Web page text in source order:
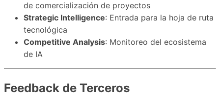
de comercialización de proyectos
Strategic Intelligence: Entrada para la hoja de ruta
tecnológica
Competitive Analysis: Monitoreo del ecosistema
de IA
Feedback de Terceros